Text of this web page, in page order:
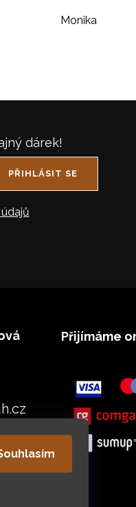
Monika
dárek!
PŘIHLÁSIT SE
Přijímáme